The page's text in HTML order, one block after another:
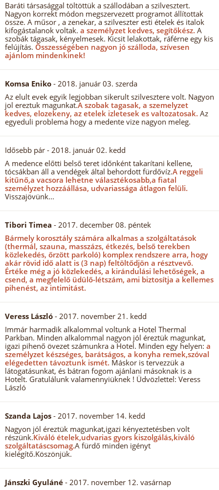
Baráti társasággal töltöttük a szállodában a szilvesztert.
Nagyon korrekt módon megszervezett programot állítottak
össze. A műsor , a zenekar, a szilveszter esti ételek és italok
kifogástalanok voltak. a személyzet kedves, segítőkész. A
szobák tágasak, kényelmesek. Kicsit lelakottak, ráférne egy kis
felújítás. Összességében nagyon jó szálloda, szívesen
ajánlom mindenkinek!
Komsa Eniko - 2018. január 03. szerda
Az elult evek egyik legjobban sikerult szilvesztere volt. Nagyon
jol ereztuk magunkat.A szobak tagasak, a szemelyzet
kedves, elozekeny, az etelek izletesek es valtozatosak. Az
egyeduli problema hogy a medente vize nagyon meleg.
Idősebb pár - 2018. január 02. kedd
A medence előtti belső teret időnként takarítani kellene,
tócsákban áll a vendégek által behordott fürdővíz.A reggeli
kitűnő,a vacsora lehetne választékosabb,a fiatal
személyzet hozzáállása, udvariassága átlagon felüli.
Visszajövünk...
Tibori Timea - 2017. december 08. péntek
Bármely korosztály számára alkalmas a szolgáltatások
(thermál, szauna, masszázs, étkezés, belső terekben
közlekedés, őrzött parkoló) komplex rendszere arra, hogy
akár rövid idő alatt is (3 nap) feltöltődjön a résztvevő.
Értéke még a jó közlekedés, a kirándulási lehetőségek, a
csend, a megfelelő üdülő-létszám, ami biztosítja a kellemes
pihenést, az intimitást.
Veress László - 2017. november 21. kedd
Immár harmadik alkalommal voltunk a Hotel Thermal
Parkban. Minden alkalommal nagyon jól éreztük magunkat,
igazi pihenő övezet számunkra a Hotel. Minden egy helyen: a
személyzet készséges, barátságos, a konyha remek,szóval
elégedetten távoztunk ismét. Máskor is tervezzük a
látogatásunkat, és bátran fogom ajánlani másoknak is a
Hotelt. Gratulálunk valamennyiüknek ! Üdvözlettel: Veress
László
Szanda Lajos - 2017. november 14. kedd
Nagyon jól éreztük magunkat,igazi kényeztetésben volt
részünk.Kiváló ételek,udvarias gyors kiszolgálás,kiváló
szolgáltatáscsomag.A fürdő minden igényt
kielégítő.Köszönjük.
Jánszki Gyuláné - 2017. november 12. vasárnap